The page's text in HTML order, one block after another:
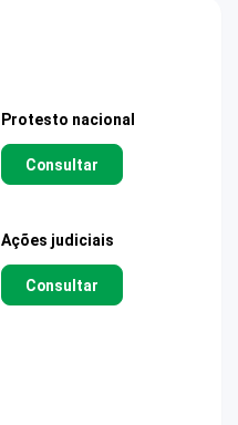
Protesto nacional
Consultar
Ações judiciais
Consultar